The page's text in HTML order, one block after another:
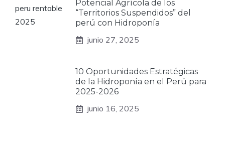
Potencial Agrícola de los
“Territorios Suspendidos” del
perú con Hidroponía
junio 27, 2025
10 Oportunidades Estratégicas
de la Hidroponía en el Perú para
2025-2026
junio 16, 2025